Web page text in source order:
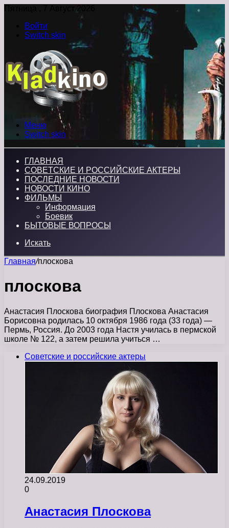
Пятница , 7 Август 2026
Войти
Switch skin
Меню
Switch skin
ГЛАВНАЯ
СОВЕТСКИЕ И РОССИЙСКИЕ АКТЕРЫ
ПОСЛЕДНИЕ НОВОСТИ
НОВОСТИ КИНО
ФИЛЬМЫ
Информация
Боевик
БЫТОВЫЕ ВОПРОСЫ
Искать
Главная/плоскова
плоскова
Анастасия Плоскова биография Плоскова Анастасия
Борисовна родилась 10 октября 1986 года (33 года) —
Пермь, Россия. До 2003 года Настя училась в пермской
школе № 122, а затем решила учиться …
Советские и российские актеры
24.09.2019
0
Анастасия Плоскова